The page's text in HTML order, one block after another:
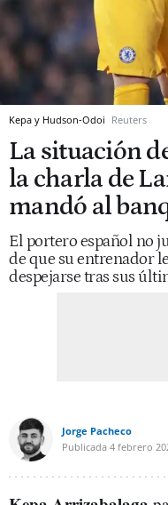
Kepa y Hudson-Odoi Reuters
La situación
la charla de
mandó al
El portero español no
de que su entrenador
despejarse tras sus
Jorge Pacheco
Publicada 4 febrero